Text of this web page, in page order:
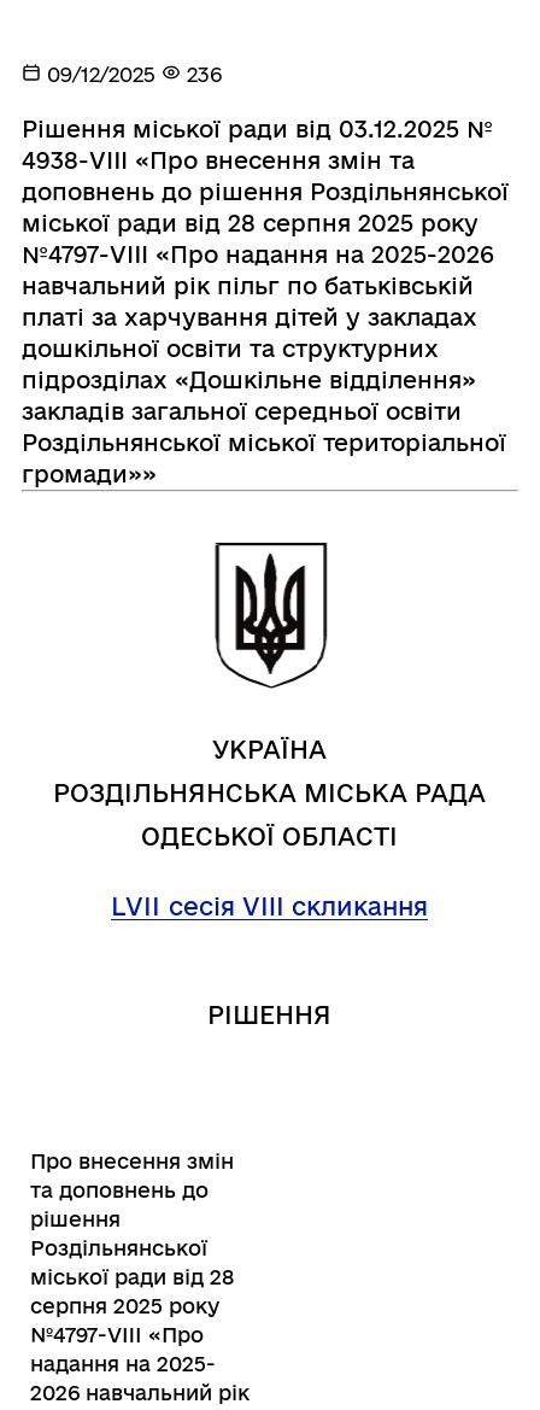
09/12/2025 236
Рішення міської ради від 03.12.2025 №
4938-VIIІ «Про внесення змін та
доповнень до рішення Роздільнянської
міської ради від 28 серпня 2025 року
№4797-VIII «Про надання на 2025-2026
навчальний рік пільг по батьківській
платі за харчування дітей у закладах
дошкільної освіти та структурних
підрозділах «Дошкільне відділення»
закладів загальної середньої освіти
Роздільнянської міської територіальної
громади»»
УКРАЇНА
РОЗДІЛЬНЯНСЬКА МІСЬКА РАДА
ОДЕСЬКОЇ ОБЛАСТІ
LVІІ сесія VIII скликання
РІШЕННЯ
Про внесення змін
та доповнень до
рішення
Роздільнянської
міської ради від 28
серпня 2025 року
№4797-VIII «Про
надання на 2025-
2026 навчальний рік